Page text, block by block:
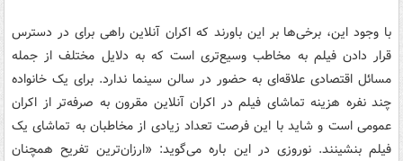
با وجود این، برخی‌ها بر این باورند که اکران آنلاین راهی برای در دسترس
قرار دادن فیلم به مخاطب وسیع‌تری است که به دلایل مختلف از جمله
مسائل اقتصادی علاقه‌ای به حضور در سالن سینما ندارد. برای یک خانواده
چند نفره هزینه تماشای فیلم در اکران آنلاین مقرون به صرفه‌تر از اکران
عمومی است و شاید با این فرصت تعداد زیادی از مخاطبان به تماشای یک
فیلم بنشینند. نوروزی در این باره می‌گوید: «ارزان‌ترین تفریح همچنان